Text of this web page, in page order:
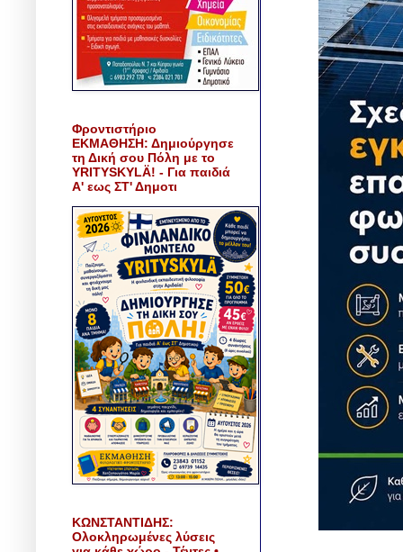
Φροντιστήριο
ΕΚΜΑΘΗΣΗ: Δημιούργησε
τη Δική σου Πόλη με το
YRITYSKYLÄ! - Για παιδιά
Α' εως ΣΤ' Δημοτι
ΚΩΝΣΤΑΝΤΙΔΗΣ:
Ολοκληρωμένες λύσεις